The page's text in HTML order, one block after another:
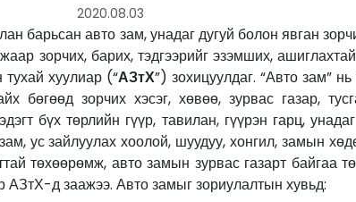
2020.08.03
барьсан авто зам, унадаг дугуй болон явган
зорчих, барих, тэдгээрийг эзэмших,
хуулиар (“АЗтХ”) зохицуулдаг. “Авто зам”
бөгөөд зорчих хэсэг, хөвөө, зурвас газар,
бүх төрлийн гүүр, тавилан, гүүрэн гарц,
ус зайлуулах хоолой, шуудуу, хонгил, замын
төхөөрөмж, авто замын зурвас газарт байгаа
АЗтХ-д заажээ. Авто замыг зориулалтын хувьд: